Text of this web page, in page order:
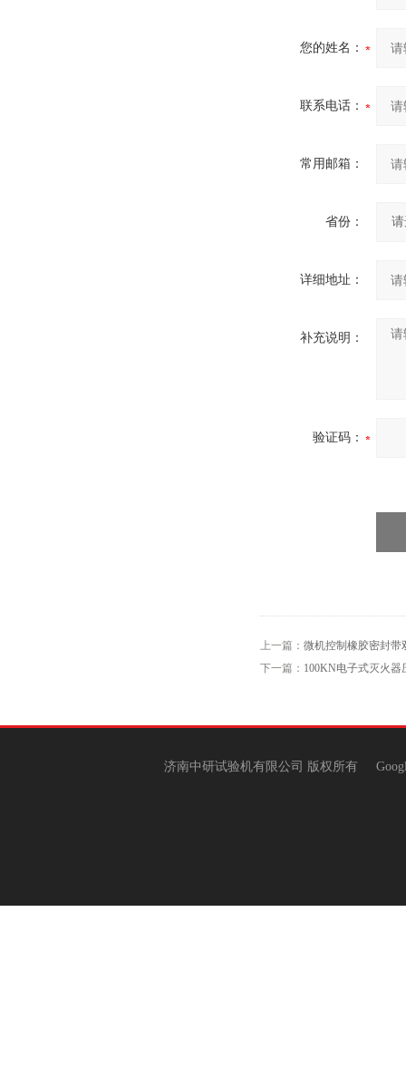
您的姓名：
联系电话：
常用邮箱：
省份：
详细地址：
补充说明：
验证码：
上一篇： 微机控制橡胶密封带
下一篇： 100KN电子式灭火器
济南中研试验机有限公司 版权所有